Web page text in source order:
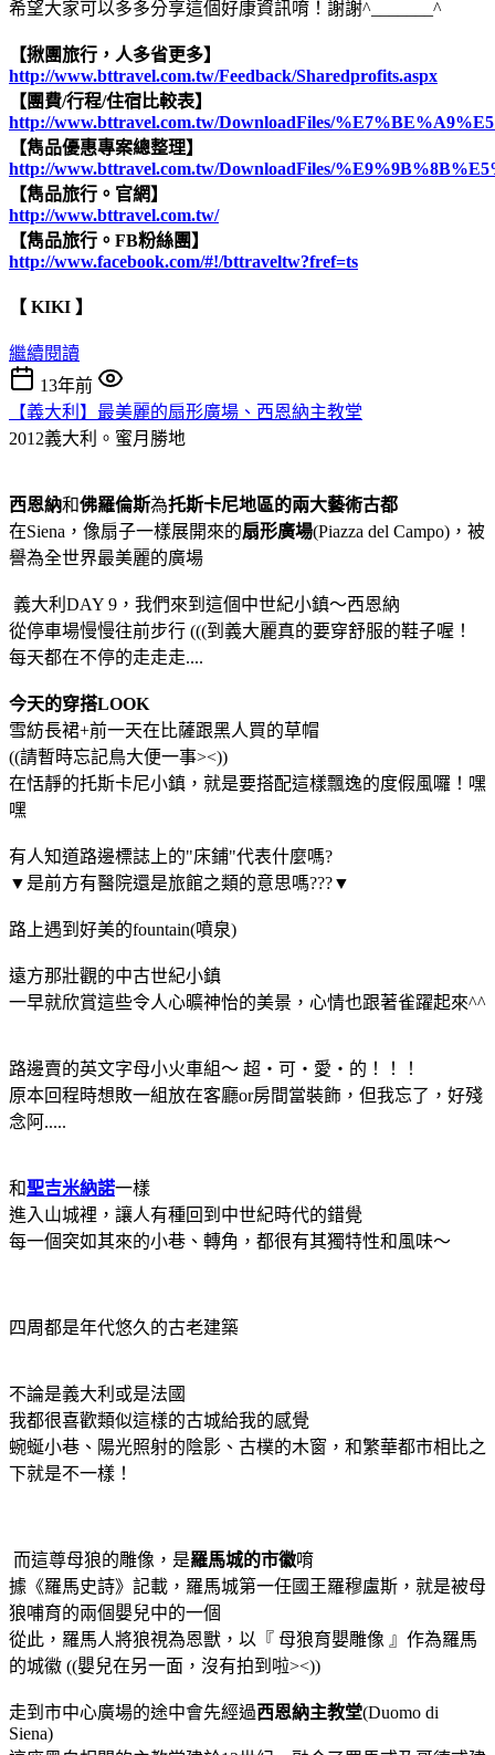
希望大家可以多多分享這個好康資訊唷！謝謝^_______^
【揪團旅行，人多省更多】
http://www.bttravel.com.tw/Feedback/Sharedprofits.aspx
【團費/行程/住宿比較表】
http://www.bttravel.com.tw/DownloadFiles/
【雋品優惠專案總整理】
http://www.bttravel.com.tw/DownloadFiles/
【雋品旅行。官網】
http://www.bttravel.com.tw/
【雋品旅行。FB粉絲團】
http://www.facebook.com/#!/bttraveltw?fref=ts
【 KIKI 】
繼續閱讀
13年前
【義大利】最美麗的扇形廣場、西恩納主教堂
2012義大利。蜜月勝地
西恩納和佛羅倫斯為托斯卡尼地區的兩大藝術古都
在Siena，像扇子一樣展開來的扇形廣場(Piazza del Campo)，被
譽為全世界最美麗的廣場
義大利DAY 9，我們來到這個中世紀小鎮～西恩納
從停車場慢慢往前步行 (((到義大麗真的要穿舒服的鞋子喔！
每天都在不停的走走走....
今天的穿搭LOOK
雪紡長裙+前一天在比薩跟黑人買的草帽
((請暫時忘記鳥大便一事><))
在恬靜的托斯卡尼小鎮，就是要搭配這樣飄逸的度假風囉！嘿
嘿
有人知道路邊標誌上的"床鋪"代表什麼嗎?
▼是前方有醫院還是旅館之類的意思嗎???▼
路上遇到好美的fountain(噴泉)
遠方那壯觀的中古世紀小鎮
一早就欣賞這些令人心曠神怡的美景，心情也跟著雀躍起來^^
路邊賣的英文字母小火車組～ 超‧可‧愛‧的！！！
原本回程時想敗一組放在客廳or房間當裝飾，但我忘了，好殘
念阿.....
和聖吉米納諾一樣
進入山城裡，讓人有種回到中世紀時代的錯覺
每一個突如其來的小巷、轉角，都很有其獨特性和風味～
四周都是年代悠久的古老建築
不論是義大利或是法國
我都很喜歡類似這樣的古城給我的感覺
蜿蜒小巷、陽光照射的陰影、古樸的木窗，和繁華都市相比之
下就是不一樣！
而這尊母狼的雕像，是羅馬城的市徽唷
據《羅馬史詩》記載，羅馬城第一任國王羅穆盧斯，就是被母
狼哺育的兩個嬰兒中的一個
從此，羅馬人將狼視為恩獸，以『 母狼育嬰雕像 』作為羅馬
的城徽 ((嬰兒在另一面，沒有拍到啦><))
走到市中心廣場的途中會先經過西恩納主教堂(Duomo di
Siena)